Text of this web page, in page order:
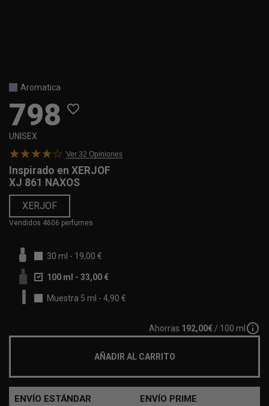
Aromatica
798 favorite_border
UNISEX
Ver 32 Opiniones
Inspirado en XERJOF
XJ 861 NAXOS
XERJOF
Vendidos 4606 perfumes
30 ml - 19,00 €
100 ml - 33,00 €
Muestra 5 ml - 4,90 €
Ahorras 192,00€ / 100 mlinfo_outline
AÑADIR AL CARRITO
ENVÍO ESTÁNDAR ENVÍO PRIME